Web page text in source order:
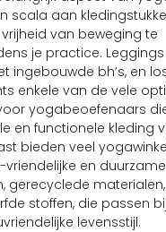
scala aan
van beweging te
je practice.
ingebouwde bh’s, en
enkele van de vele
yogabeoefenaars
en functionele kleding
bieden veel
en
gerecyclede
stoffen, die passen
levensstijl.